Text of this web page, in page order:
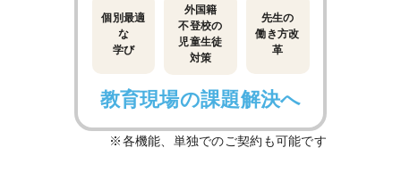
個別最適
な
学び
外国籍
不登校の
児童生徒
対策
先生の
働き方改
革
教育現場の課題解決へ
※各機能、単独でのご契約も可能です